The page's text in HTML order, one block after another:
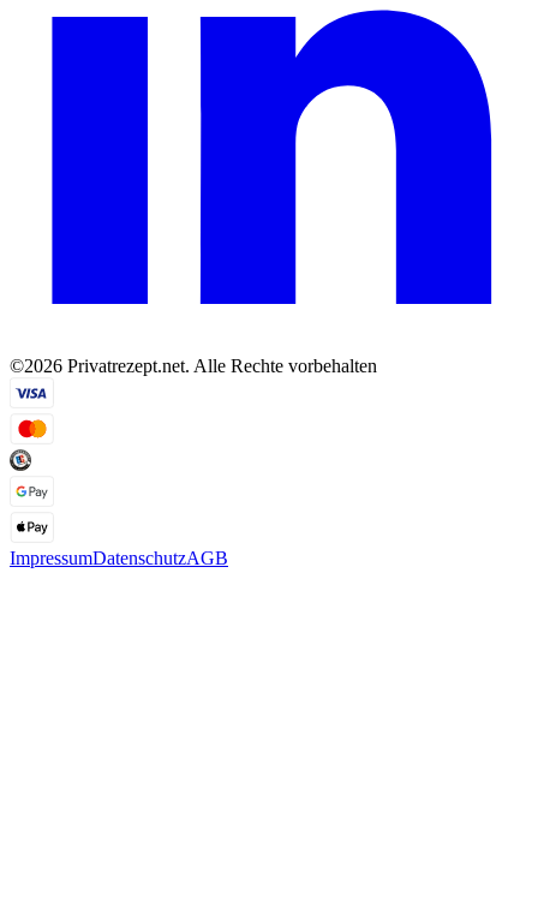
©2026 Privatrezept.net. Alle Rechte vorbehalten
ImpressumDatenschutzAGB